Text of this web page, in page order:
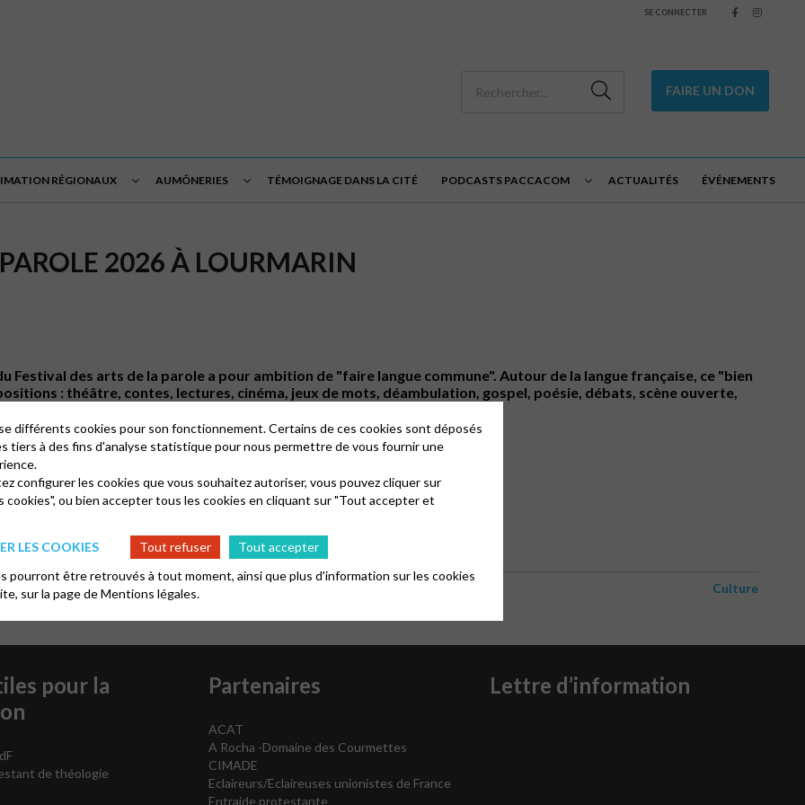
SE CONNECTER
FAIRE UN DON
RÉGIONAUX AUMÔNERIES TÉMOIGNAGE DANS LA CITÉ PODCASTS PACCACOM ACTUALITÉS ÉVÉNEMENTS
2026 À LOURMARIN
Festival des arts de la parole a pour ambition de "faire langue commune". Autour de la langue française, ce "bien
: théâtre, contes, lectures, cinéma, jeux de mots, déambulation, gospel, poésie, débats, scène ouverte,
!
de la parole
du festival
Culture
pour la
de théologie
Partenaires
ACAT
A Rocha -Domaine des Courmettes
CIMADE
Eclaireurs/Eclaireuses unionistes de France
Entraide protestante
Lettre d’information
différents cookies pour son fonctionnement. Certains de ces cookies sont déposés
tiers à des fins d'analyse statistique pour nous permettre de vous fournir une
configurer les cookies que vous souhaitez autoriser, vous pouvez cliquer sur
cookies", ou bien accepter tous les cookies en cliquant sur "Tout accepter et
LES COOKIES
Tout refuser
Tout accepter
pourront être retrouvés à tout moment, ainsi que plus d'information sur les cookies
sur la page deMentions légales.